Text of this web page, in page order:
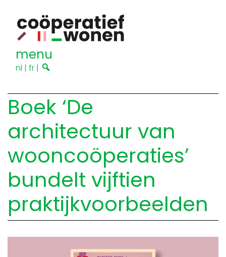
menu
nl | fr |
Boek ‘De
architectuur van
wooncoöperaties’
bundelt vijftien
praktijkvoorbeelden